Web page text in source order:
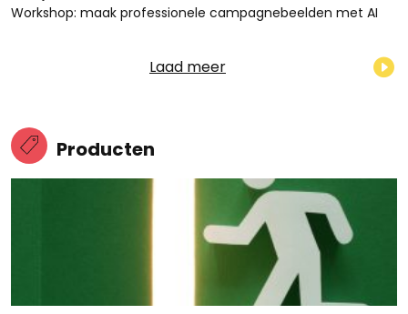
Workshop: maak professionele campagnebeelden met AI
Laad meer
Producten